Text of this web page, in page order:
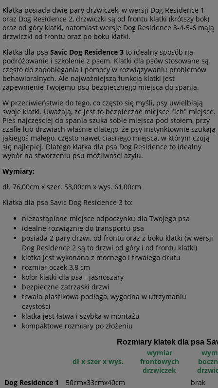
Klatka posiada dwie pary drzwiczek, w wersji Dog Residence 1
oraz Dog Residence 2, drzwiczki są od frontu klatki (krótszy bok)
oraz od góry klatki, natomiast wersje Dog Residence 3-4-5-6 mają
drzwiczki od frontu oraz po boku klatki.
Klatka dla psa Savic Dog Residence 3 to idealny sposób na
podróżowanie i szkolenie z psem. Klatki dla psów stosowane są
często do zapobiegania i pomocy w rozwiązywaniu problemów
behawioralnych. Ale najważniejszą funkcją klatki jest
zapewnienie Twojemu psu bezpiecznego miejsca do spania.
W przeciwieństwie do tego, co często się myśli, psy uwielbiają
swoje klatki. Uważają, że jest to bezpieczne miejsce "ich" miejsce.
Pies najczęściej do spania szuka sobie miejsca pod stołem, przy
szafie lub drzwiach właśnie dlatego, że psy instynktownie szukają
jakiegoś małego, często nawet ciasnego miejsca, w którym czują
się najlepiej. Dlatego klatka dla psa Dog Residence to idealny
wybór na stworzeniu psu możliwości azylu.
Wymiary:
dł. 76,00cm x szer. 53,00cm x wys. 61,00cm
Klatka dla psa Savic Dog Residence 3 to:
niezastąpione miejsce odpoczynku dla Twojego psa
idealne rozwiąznie do transportu psa
posiada 2 pary drzwi, od frontu oraz z boku klatki (w wersji
Dog Residence 2 są to drzwi od góry i od frontu klatki)
klatka jest wykonana z mocnego i trwałego drutu
rozmiar oczek 3,8 cm
kolor klatki dla psa - jasnoszary
bezpieczne zatrzaski drzwi
trwała plastikowa podłoga, wygodna w utrzymaniu
czystości
klatka jest łatwa i szybka w montażu
kompaktowe rozmiary po złożeniu
Rozmiary klatek dla psa
dł x szer x wys.
wymiar
frontowych
drzwiczek
Dog Residence 1
50cmx33cmx40cm brak